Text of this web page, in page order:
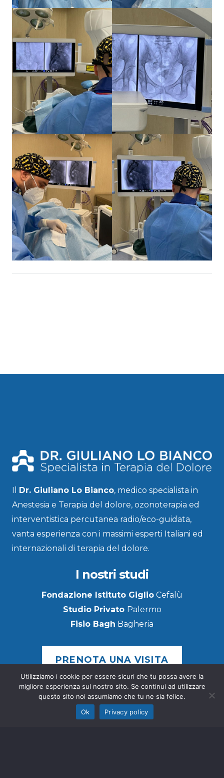
Il Dr. Giuliano Lo Bianco, medico specialista in
Anestesia e Terapia del dolore, ozonoterapia ed
interventistica percutanea radio/eco-guidata,
vanta esperienza con i massimi esperti Italiani ed
internazionali di terapia del dolore.
I nostri studi
Fondazione Istituto Giglio Cefalù
Studio Privato Palermo
Fisio Bagh Bagheria
PRENOTA UNA VISITA
Cerchi un aiuto medico?
Se soffri di forti dolori cronici, compila il
Utilizziamo i cookie per essere sicuri che tu possa avere la
migliore esperienza sul nostro sito. Se continui ad utilizzare
questo sito noi assumiamo che tu ne sia felice.
Ok
Privacy policy